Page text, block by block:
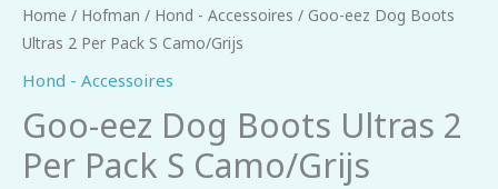
Home / Hofman / Hond - Accessoires / Goo-eez Dog Boots
Ultras 2 Per Pack S Camo/Grijs
Hond - Accessoires
Goo-eez Dog Boots Ultras 2
Per Pack S Camo/Grijs